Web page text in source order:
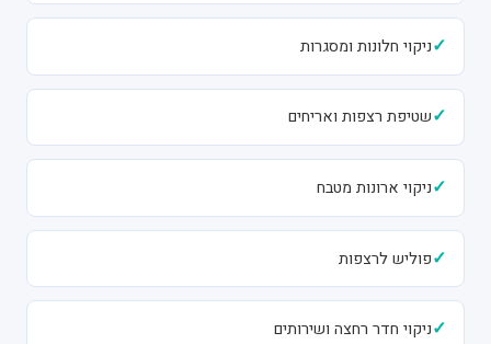
✓ניקוי חלונות ומסגרות
✓שטיפת רצפות ואריחים
✓ניקוי ארונות מטבח
✓פוליש לרצפות
✓ניקוי חדר רחצה ושירותים